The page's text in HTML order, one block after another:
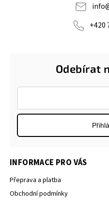
info
+420
Odebírat
INFORMACE PRO VÁS
Přeprava a platba
Obchodní podmínky